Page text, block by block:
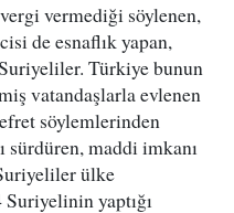
vermediği söylenen,
de esnaflık yapan,
Türkiye bunun
vatandaşlarla evlenen
söylemlerinden
sürdüren, maddi imkanı
ülke
yaptığı